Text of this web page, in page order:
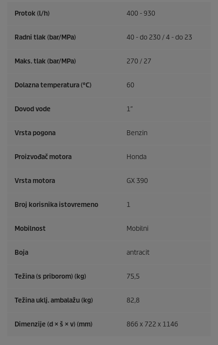
Protok (l/h) 400 - 930
Radni tlak (bar/MPa) 40 - do 230 / 4 - do 23
Maks. tlak (bar/MPa) 270 / 27
Dolazna temperatura (°C) 60
Dovod vode 1″
Vrsta pogona Benzin
Proizvođač motora Honda
Vrsta motora GX 390
Broj korisnika istovremeno 1
Mobilnost Mobilni
Boja antracit
Težina (s priborom) (kg) 75,5
Težina uklj. ambalažu (kg) 82,8
Dimenzije (d × š × v) (mm) 866 x 722 x 1146